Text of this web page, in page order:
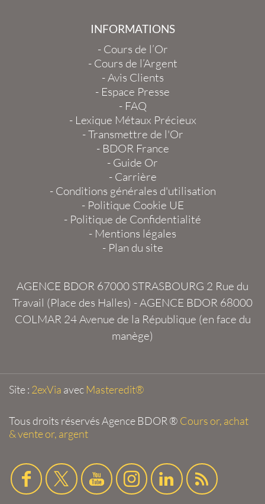
INFORMATIONS
- Cours de l’Or
- Cours de l’Argent
-Avis Clients
- Espace Presse
- FAQ
- Lexique Métaux Précieux
-Transmettre de l'Or
- BDOR France
- Guide Or
- Carrière
- Conditions générales d'utilisation
- Politique Cookie UE
- Politique de Confidentialité
- Mentions légales
- Plan du site
AGENCE BDOR 67000 STRASBOURG 2 Rue du
Travail (Place des Halles) -AGENCE BDOR 68000
COLMAR24 Avenue de la République (en face du
manège)
Site : 2exVia avec Masteredit®
Tous droits réservésAgence BDOR® Cours or, achat
& vente or, argent